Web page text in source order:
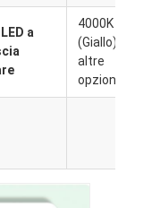
a
4000K
(Giallo) o
altre
opzioni